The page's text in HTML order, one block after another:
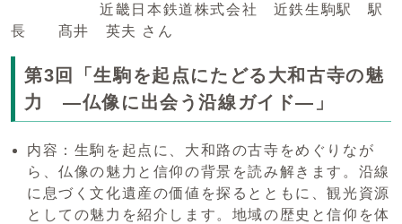
近畿日本鉄道株式会社 近鉄生駒駅 駅
長 髙井 英夫 さん
第3回「生駒を起点にたどる大和古寺の魅
力 ―仏像に出会う沿線ガイド―」
内容：生駒を起点に、大和路の古寺をめぐりなが
ら、仏像の魅力と信仰の背景を読み解きます。沿線
に息づく文化遺産の価値を探るとともに、観光資源
としての魅力を紹介します。地域の歴史と信仰を体